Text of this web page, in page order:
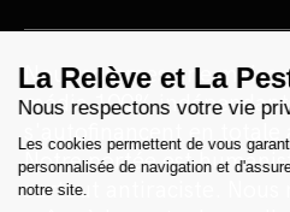
Nous sommes une
média 100%
s'autofinancent en totale
Notre portée est
surtout antiraciste. Nous